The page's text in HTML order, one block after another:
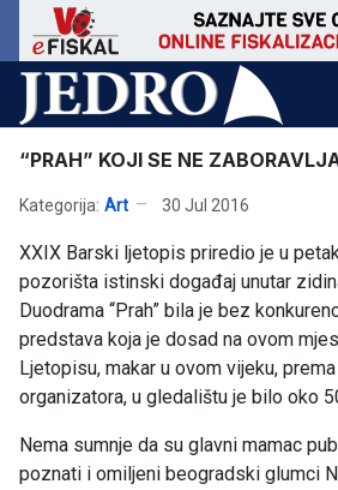
“PRAH” KOJI SE NE
Kategorija: Art 30 Jul 2016
XXIX Barski ljetopis priredio je u
pozorišta istinski događaj unutar
Duodrama “Prah” bila je bez
predstava koja je dosad na ovom
Ljetopisu, makar u ovom vijeku,
organizatora, u gledalištu je bilo oko
Nema sumnje da su glavni mamac
poznati i omiljeni beogradski glumci